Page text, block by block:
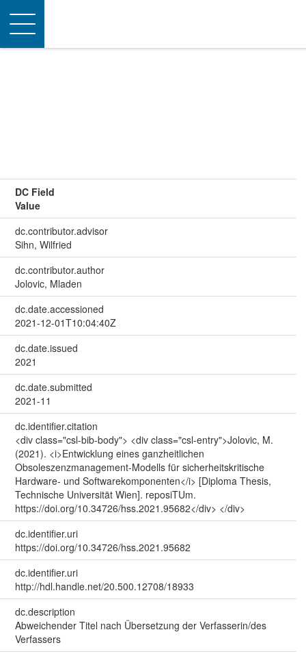
Toggle
navigation
DC Field
Value
dc.contributor.advisor
Sihn, Wilfried
dc.contributor.author
Jolovic, Mladen
dc.date.accessioned
2021-12-01T10:04:40Z
dc.date.issued
2021
dc.date.submitted
2021-11
dc.identifier.citation
<div class="csl-bib-body"> <div class="csl-entry">Jolovic, M.
(2021). <i>Entwicklung eines ganzheitlichen
Obsoleszenzmanagement-Modells für sicherheitskritische
Hardware- und Softwarekomponenten</i> [Diploma Thesis,
Technische Universität Wien]. reposiTUm.
https://doi.org/10.34726/hss.2021.95682</div> </div>
dc.identifier.uri
https://doi.org/10.34726/hss.2021.95682
dc.identifier.uri
http://hdl.handle.net/20.500.12708/18933
dc.description
Abweichender Titel nach Übersetzung der Verfasserin/des
Verfassers